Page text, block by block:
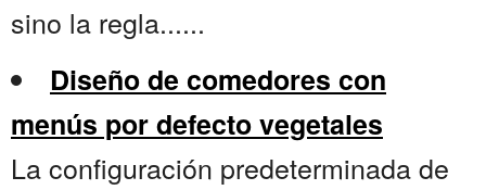
sino la regla......
Diseño de comedores con
menús por defecto vegetales
La configuración predeterminada de